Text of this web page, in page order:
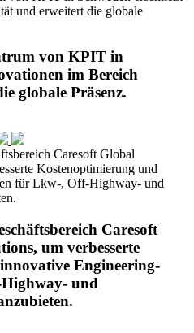
von KPIT in
im Bereich
globale Präsenz.
Caresoft
um verbesserte
Engineering-
und